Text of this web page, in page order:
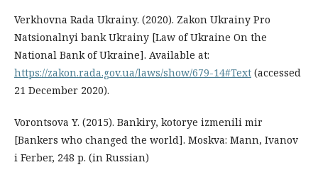
Verkhovna Rada Ukrainy. (2020). Zakon Ukrainy Pro
Natsionalnyi bank Ukrainy [Law of Ukraine On the
National Bank of Ukraine]. Available at:
https://zakon.rada.gov.ua/laws/show/679-14#Text (accessed
21 December 2020).
Vorontsova Y. (2015). Bankiry, kotorye izmenili mir
[Bankers who changed the world]. Moskva: Mann, Ivanov
i Ferber, 248 p. (in Russian)